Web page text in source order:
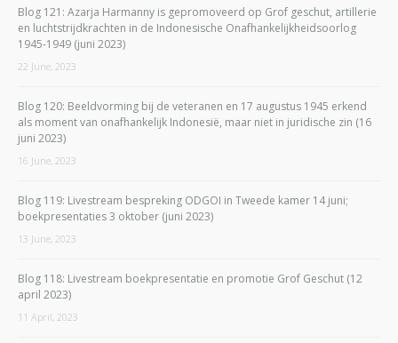
Blog 121: Azarja Harmanny is gepromoveerd op Grof geschut, artillerie
en luchtstrijdkrachten in de Indonesische Onafhankelijkheidsoorlog
1945-1949 (juni 2023)
22 June, 2023
Blog 120: Beeldvorming bij de veteranen en 17 augustus 1945 erkend
als moment van onafhankelijk Indonesië, maar niet in juridische zin (16
juni 2023)
16 June, 2023
Blog 119: Livestream bespreking ODGOI in Tweede kamer 14 juni;
boekpresentaties 3 oktober (juni 2023)
13 June, 2023
Blog 118: Livestream boekpresentatie en promotie Grof Geschut (12
april 2023)
11 April, 2023